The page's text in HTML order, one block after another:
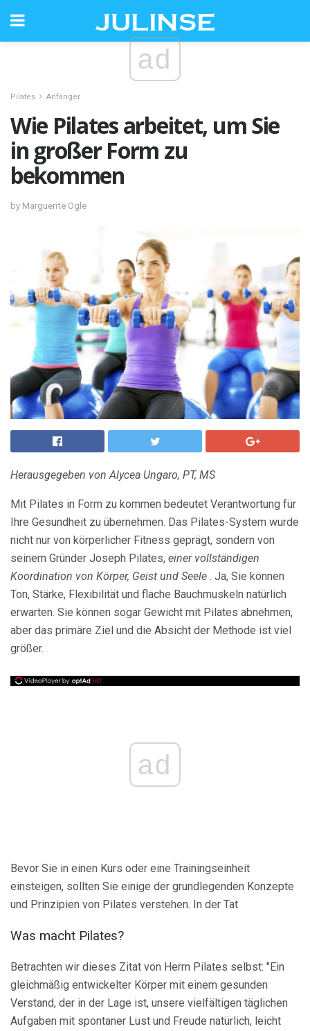
ad
Pilates Anfänger
Wie Pilates arbeitet, um Sie
in großer Form zu
bekommen
by Marguerite Ogle
Herausgegeben von Alycea Ungaro, PT, MS
Mit Pilates in Form zu kommen bedeutet Verantwortung für
Ihre Gesundheit zu übernehmen. Das Pilates-System wurde
nicht nur von körperlicher Fitness geprägt, sondern von
seinem Gründer Joseph Pilates, einer vollständigen
Koordination von Körper, Geist und Seele . Ja, Sie können
Ton, Stärke, Flexibilität und flache Bauchmuskeln natürlich
erwarten. Sie können sogar Gewicht mit Pilates abnehmen,
aber das primäre Ziel und die Absicht der Methode ist viel
größer.
ad
Bevor Sie in einen Kurs oder eine Trainingseinheit
einsteigen, sollten Sie einige der grundlegenden Konzepte
und Prinzipien von Pilates verstehen. In der Tat
Was macht Pilates?
Betrachten wir dieses Zitat von Herrn Pilates selbst: "Ein
gleichmäßig entwickelter Körper mit einem gesunden
Verstand, der in der Lage ist, unsere vielfältigen täglichen
Aufgaben mit spontaner Lust und Freude natürlich, leicht